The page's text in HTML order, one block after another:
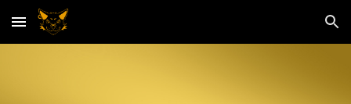
Skip to main content Skip to navigation